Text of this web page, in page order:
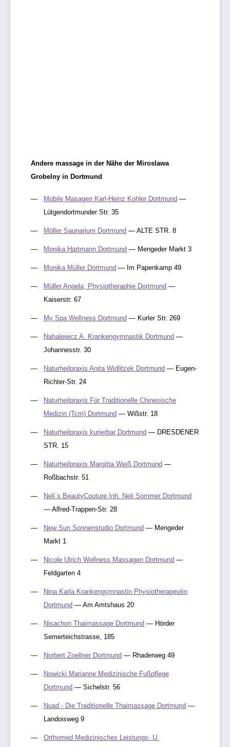
Andere massage in der Nähe der Miroslawa
Grobelny in Dortmund
Mobile Masagen Karl-Heinz Kohler Dortmund —
Lütgendortmunder Str. 35
Möller Saunarium Dortmund — ALTE STR. 8
Monika Hartmann Dortmund — Mengeder Markt 3
Monika Müller Dortmund — Im Papenkamp 49
Müller Angela, Physiotheraphie Dortmund —
Kaiserstr. 67
My Spa Wellness Dortmund — Kurler Str. 269
Nahalewicz A. Krankengymnastik Dortmund —
Johannesstr. 30
Naturheilpraxis Anita Widlitzek Dortmund — Eugen-
Richter-Str. 24
Naturheilpraxis Für Traditionelle Chinesische
Medizin (Tcm) Dortmund — Wißstr. 18
Naturheilpraxis kurierbar Dortmund — DRESDENER
STR. 15
Naturheilpraxis Margitta Weiß Dortmund —
Roßbachstr. 51
Neli´s BeautyCouture Inh. Neli Sommer Dortmund
— Alfred-Trappen-Str. 28
New Sun Sonnenstudio Dortmund — Mengeder
Markt 1
Nicole Ulrich Wellness Massagen Dortmund —
Feldgarten 4
Nina Karla Krankengymnastin Physiotherapeutin
Dortmund — Am Amtshaus 20
Nisachon Thaimassage Dortmund — Hörder
Semerteichstrasse, 185
Norbert Zoellner Dortmund — Rhaderweg 49
Nowicki Marianne Medizinische Fußpflege
Dortmund — Sichelstr. 56
Nuad - Die Traditionelle Thaimassage Dortmund —
Landoisweg 9
Orthomed Medizinisches Leistungs- U.